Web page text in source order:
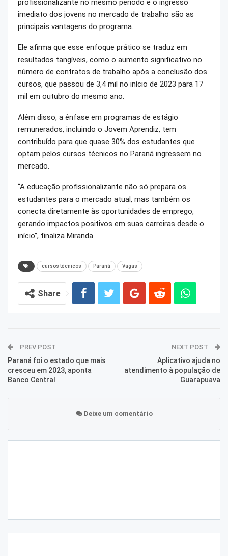
profissionalizante no mesmo período e o ingresso
imediato dos jovens no mercado de trabalho são as
principais vantagens do programa.
Ele afirma que esse enfoque prático se traduz em
resultados tangíveis, como o aumento significativo no
número de contratos de trabalho após a conclusão dos
cursos, que passou de 3,4 mil no início de 2023 para 17
mil em outubro do mesmo ano.
Além disso, a ênfase em programas de estágio
remunerados, incluindo o Jovem Aprendiz, tem
contribuído para que quase 30% dos estudantes que
optam pelos cursos técnicos no Paraná ingressem no
mercado.
“A educação profissionalizante não só prepara os
estudantes para o mercado atual, mas também os
conecta diretamente às oportunidades de emprego,
gerando impactos positivos em suas carreiras desde o
início”, finaliza Miranda.
cursos técnicos Paraná Vagas
Share
PREV POST
Paraná foi o estado que mais
cresceu em 2023, aponta
Banco Central
NEXT POST
Aplicativo ajuda no
atendimento à população de
Guarapuava
Deixe um comentário